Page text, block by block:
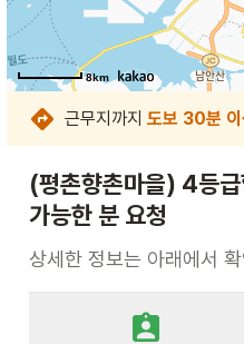
8km
8km
8km
8km
8km
8km
8km
8km
근무지까지 도보 30분
(평촌향촌마을) 4등
가능한 분 요청
상세한 정보는 아래에서